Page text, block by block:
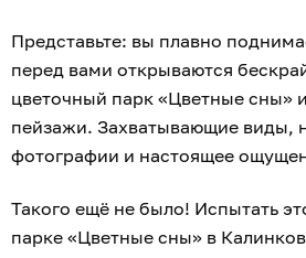
Представьте: вы плавно
перед вами открываются
цветочный парк «Цветные сны»
пейзажи. Захватывающие виды,
фотографии и настоящее
Такого ещё не было! Испытать
парке «Цветные сны» в